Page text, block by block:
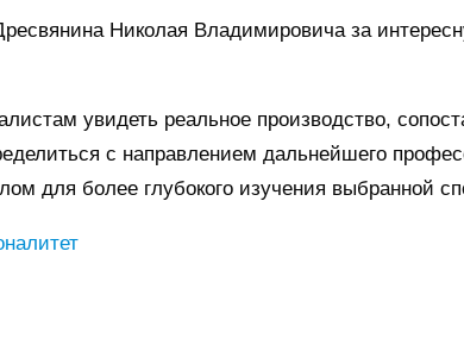
Николая Владимировича за
увидеть реальное производство,
с направлением дальнейшего
для более глубокого изучения выбранной